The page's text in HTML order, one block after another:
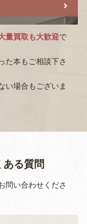
量買取も大歓迎で
た本もご相談下さ
い場合もございま
ある質問
問い合わせくださ